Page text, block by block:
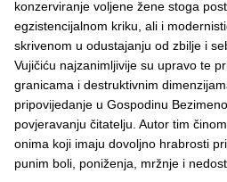
konzerviranje voljene žene stoga
egzistencijalnom kriku, ali i
skrivenom u odustajanju od zbilje i
Vujičiću najzanimljivije su upravo te
granicama i destruktivnim
pripovijedanje u Gospodinu
povjeravanju čitatelju. Autor tim
onima koji imaju dovoljno hrabrosti
punim boli, poniženja, mržnje i